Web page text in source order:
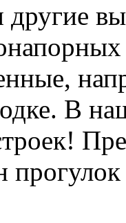
другие
В